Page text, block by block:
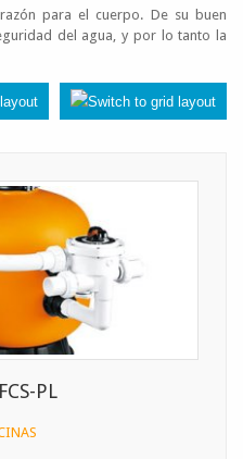
para el cuerpo. De su buen
del agua, y por lo tanto la
PL